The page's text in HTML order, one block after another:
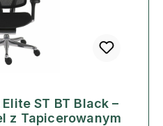
ST BT Black –
z Tapicerowanym